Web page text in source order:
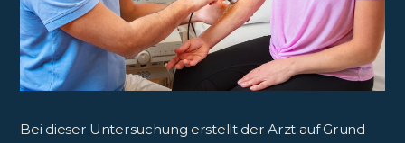
Bei dieser Untersuchung erstellt der Arzt auf Grund